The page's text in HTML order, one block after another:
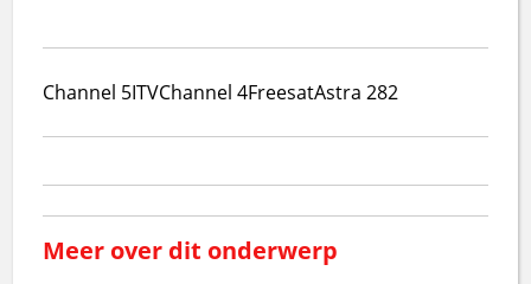
Channel 5ITVChannel 4FreesatAstra 282
Meer over dit onderwerp